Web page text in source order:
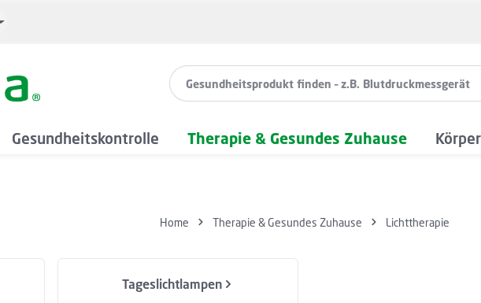
Gesundheitskontrolle Therapie & Gesundes Zuhause
Home Therapie & Gesundes Zuhause Lichttherapie
Tageslichtlampen